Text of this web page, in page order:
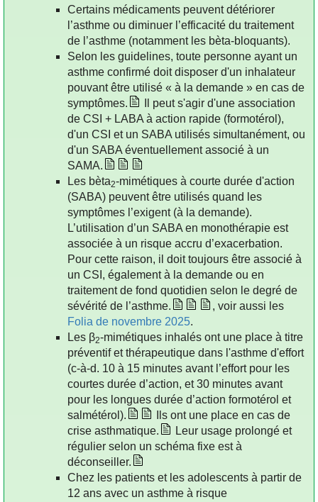
Certains médicaments peuvent détériorer
l’asthme ou diminuer l’efficacité du traitement
de l’asthme (notamment les bèta-bloquants).
Selon les guidelines, toute personne ayant un
asthme confirmé doit disposer d'un inhalateur
pouvant être utilisé « à la demande » en cas de
symptômes.
Il peut s'agir d'une association
de CSI + LABA à action rapide (formotérol),
d'un CSI et un SABA utilisés simultanément, ou
d'un SABA éventuellement associé à un
SAMA.
Les bèta2-mimétiques à courte durée d'action
(SABA) peuvent être utilisés quand les
symptômes l’exigent (à la demande).
L’utilisation d’un SABA en monothérapie est
associée à un risque accru d’exacerbation.
Pour cette raison, il doit toujours être associé à
un CSI, également à la demande ou en
traitement de fond quotidien selon le degré de
sévérité de l’asthme.
, voir aussi les
Folia de novembre 2025.
Les β2-mimétiques inhalés ont une place à titre
préventif et thérapeutique dans l'asthme d'effort
(c-à-d. 10 à 15 minutes avant l’effort pour les
courtes durée d’action, et 30 minutes avant
pour les longues durée d’action formotérol et
salmétérol).
Ils ont une place en cas de
crise asthmatique.
Leur usage prolongé et
régulier selon un schéma fixe est à
déconseiller.
Chez les patients et les adolescents à partir de
12 ans avec un asthme à risque